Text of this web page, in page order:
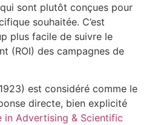
sont plutôt conçues pour
souhaitée. C’est
plus facile de suivre le
(ROI) des campagnes de
est considéré comme le
directe, bien explicité
in Advertising & Scientific